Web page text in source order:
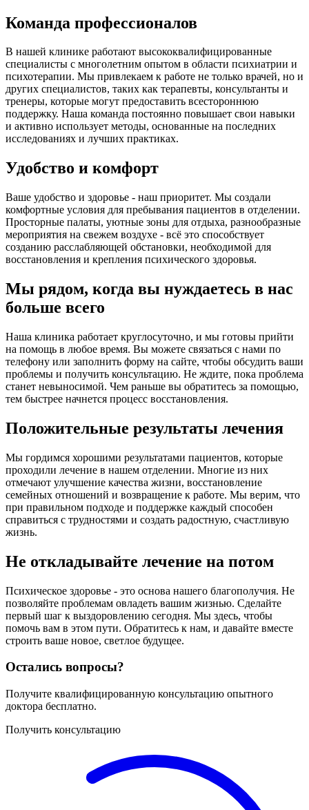
Команда профессионалов
В нашей клинике работают высококвалифицированные
специалисты с многолетним опытом в области психиатрии и
психотерапии. Мы привлекаем к работе не только врачей, но и
других специалистов, таких как терапевты, консультанты и
тренеры, которые могут предоставить всестороннюю
поддержку. Наша команда постоянно повышает свои навыки
и активно использует методы, основанные на последних
исследованиях и лучших практиках.
Удобство и комфорт
Ваше удобство и здоровье - наш приоритет. Мы создали
комфортные условия для пребывания пациентов в отделении.
Просторные палаты, уютные зоны для отдыха, разнообразные
мероприятия на свежем воздухе - всё это способствует
созданию расслабляющей обстановки, необходимой для
восстановления и крепления психического здоровья.
Мы рядом, когда вы нуждаетесь в нас
больше всего
Наша клиника работает круглосуточно, и мы готовы прийти
на помощь в любое время. Вы можете связаться с нами по
телефону или заполнить форму на сайте, чтобы обсудить ваши
проблемы и получить консультацию. Не ждите, пока проблема
станет невыносимой. Чем раньше вы обратитесь за помощью,
тем быстрее начнется процесс восстановления.
Положительные результаты лечения
Мы гордимся хорошими результатами пациентов, которые
проходили лечение в нашем отделении. Многие из них
отмечают улучшение качества жизни, восстановление
семейных отношений и возвращение к работе. Мы верим, что
при правильном подходе и поддержке каждый способен
справиться с трудностями и создать радостную, счастливую
жизнь.
Не откладывайте лечение на потом
Психическое здоровье - это основа нашего благополучия. Не
позволяйте проблемам овладеть вашим жизнью. Сделайте
первый шаг к выздоровлению сегодня. Мы здесь, чтобы
помочь вам в этом пути. Обратитесь к нам, и давайте вместе
строить ваше новое, светлое будущее.
Остались вопросы?
Получите квалифицированную консультацию опытного
доктора бесплатно.
Получить консультацию